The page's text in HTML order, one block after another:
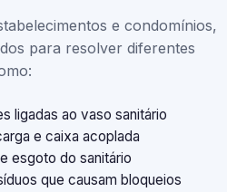
e condomínios,
para resolver diferentes
ligadas ao vaso sanitário
e caixa acoplada
esgoto do sanitário
que causam bloqueios